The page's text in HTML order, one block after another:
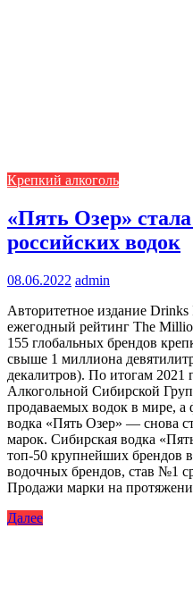
Крепкий алкоголь
«Пять Озер»
российских водок
08.06.2022 admin
Авторитетное издание
ежегодный рейтинг The
155 глобальных брендов
свыше 1 миллиона
декалитров). По итогам 2021
Алкогольной Сибирской
продаваемых водок в мире,
водка «Пять Озер» — снова
марок. Сибирская водка
топ-50 крупнейших брендов
водочных брендов, став №1
Продажи марки на
Далее